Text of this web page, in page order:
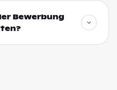
Bewerbung